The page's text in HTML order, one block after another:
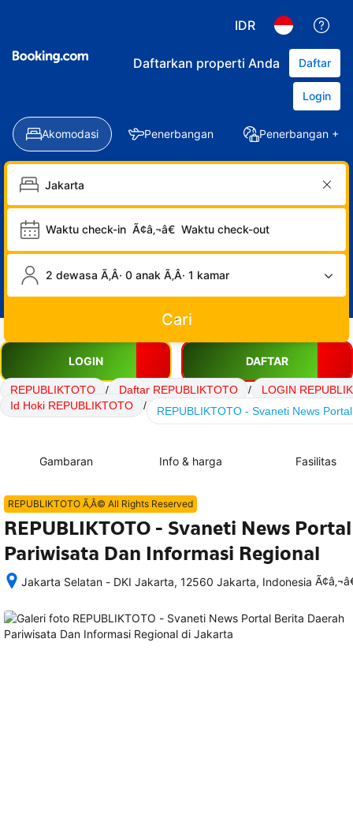
IDR
Daftarkan properti Anda Daftar
Login
Akomodasi Penerbangan Penerbangan +
Waktu check-in Ã¢â‚¬â€ Waktu check-out
2 dewasa Ã‚Â· 0 anak Ã‚Â· 1 kamar
Cari
LOGIN DAFTAR
REPUBLIKTOTO / Daftar REPUBLIKTOTO /
LOGIN
Id Hoki REPUBLIKTOTO
/ REPUBLIKTOTO - Svaneti News
Gambaran Info & harga Fasilitas
REPUBLIKTOTO Ã‚Â© All Rights Reserved
REPUBLIKTOTO - Svaneti News
Pariwisata Dan Informasi Regional
Jakarta Selatan - DKI Jakarta, 12560 Jakarta, Indonesia
memesan,
semua